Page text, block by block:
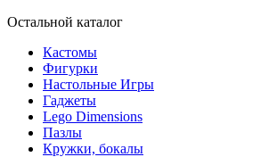
Остальной каталог
Кастомы
Фигурки
Настольные Игры
Гаджеты
Lego Dimensions
Пазлы
Кружки, бокалы